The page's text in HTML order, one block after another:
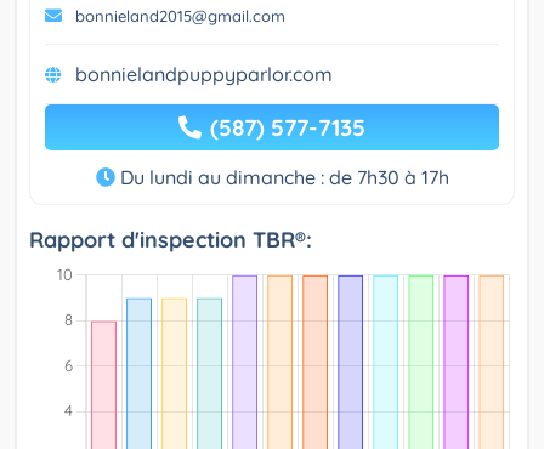
bonnieland2015@gmail.com
bonnielandpuppyparlor.com
(587) 577-7135
Du lundi au dimanche : de 7h30 à 17h
Rapport d'inspection TBR®: